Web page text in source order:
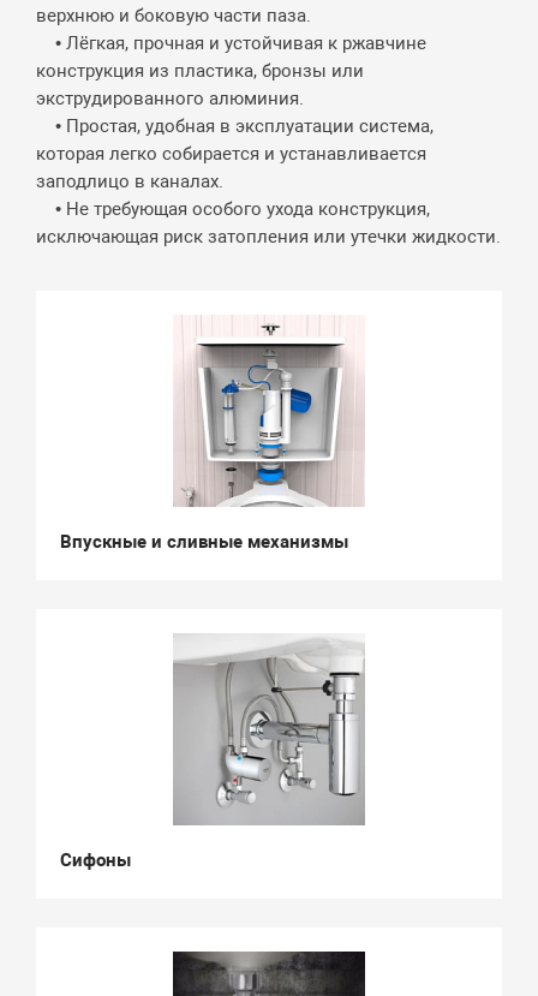
верхнюю и боковую части паза.
• Лёгкая, прочная и устойчивая к ржавчине
конструкция из пластика, бронзы или
экструдированного алюминия.
• Простая, удобная в эксплуатации система,
которая легко собирается и устанавливается
заподлицо в каналах.
• Не требующая особого ухода конструкция,
исключающая риск затопления или утечки жидкости.
Впускные и сливные механизмы
Сифоны